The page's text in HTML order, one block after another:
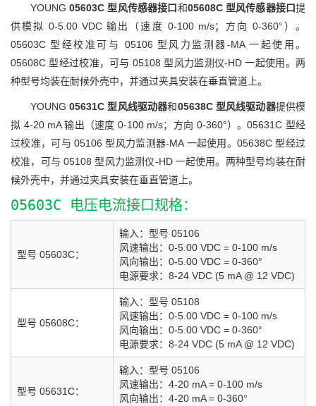
YOUNG05603C 型风传感器接口和05608C 型风传感器接口提
供模拟 0-5.00 VDC 输出（速度 0-100 m/s；方向 0-360°）。
05603C 型经校准可与 05106 型风力监测器-MA 一起使用。
05608C 型经过校准，可与 05108 型风力监测仪-HD 一起使用。两
种型号均装在耐候外壳中，并通过夹具安装在垂直管道上。
YOUNG05631C 型风线驱动器和05638C 型风线驱动器提供模
拟 4-20 mA 输出（速度 0-100 m/s；方向 0-360°）。05631C 型经
过校准，可与 05106 型风力监测器-MA 一起使用。05638C 型经过
校准，可与 05108 型风力监测仪-HD 一起使用。两种型号均装在耐
候外壳中，并通过夹具安装在垂直管道上。
05603C 电压电流接口规格：
型号 05603C：
输入：型号 05106
风速输出：0-5.00 VDC = 0-100 m/s
风向输出：0-5.00 VDC = 0-360°
电源要求：8-24 VDC (5 mA @ 12 VDC)
型号 05608C：
输入：型号 05108
风速输出：0-5.00 VDC = 0-100 m/s
风向输出：0-5.00 VDC = 0-360°
电源要求：8-24 VDC (5 mA @ 12 VDC)
型号 05631C：
输入：型号 05106
风速输出：4-20 mA = 0-100 m/s
风向输出：4-20 mA = 0-360°